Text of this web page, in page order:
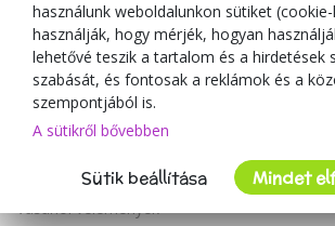
A kereskedőről
Mimulo.hu
Felhasználási feltételek
Adatvédelmi irányelvek
Együttműködés
Vásárlói vélemények
használunk weboldalunkon sütiket
használják, hogy mérjék, hogyan
lehetővé teszik a tartalom és a hirdetések
szabását, és fontosak a reklámok és a
szempontjából is.
A sütikről bővebben
Sütik beállítása Mindet